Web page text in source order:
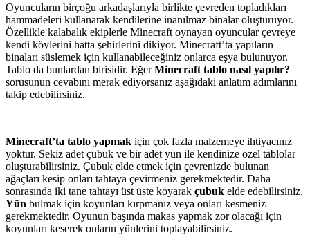
Oyuncuların birçoğu arkadaşlarıyla birlikte çevreden topladıkları
hammadeleri kullanarak kendilerine inanılmaz binalar oluşturuyor.
Özellikle kalabalık ekiplerle Minecraft oynayan oyuncular çevreye
kendi köylerini hatta şehirlerini dikiyor. Minecraft’ta yapıların
binaları süslemek için kullanabileceğiniz onlarca eşya bulunuyor.
Tablo da bunlardan birisidir. EğerMinecraft tablo nasıl yapılır?
sorusunun cevabını merak ediyorsanız aşağıdaki anlatım adımlarını
takip edebilirsiniz.
Minecraft’ta tablo yapmak için çok fazla malzemeye ihtiyacınız
yoktur. Sekiz adet çubuk ve bir adet yün ile kendinize özel tablolar
oluşturabilirsiniz. Çubuk elde etmek için çevrenizde bulunan
ağaçları kesip onları tahtaya çevirmeniz gerekmektedir. Daha
sonrasında iki tane tahtayı üst üste koyarak çubuk elde edebilirsiniz.
Yün bulmak için koyunları kırpmanız veya onları kesmeniz
gerekmektedir. Oyunun başında makas yapmak zor olacağı için
koyunları keserek onların yünlerini toplayabilirsiniz.